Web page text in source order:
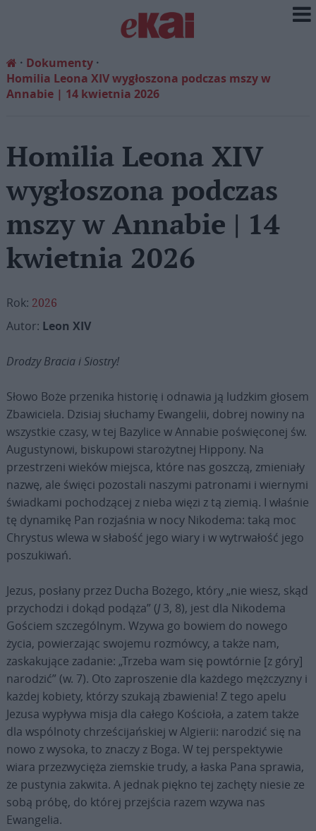
Dokumenty
Homilia Leona XIV wygłoszona podczas mszy w
Annabie | 14 kwietnia 2026
Homilia Leona XIV
wygłoszona podczas
mszy w Annabie | 14
kwietnia 2026
Rok: 2026
Autor: Leon XIV
Drodzy Bracia i Siostry!
Słowo Boże przenika historię i odnawia ją ludzkim głosem
Zbawiciela. Dzisiaj słuchamy Ewangelii, dobrej nowiny na
wszystkie czasy, w tej Bazylice w Annabie poświęconej św.
Augustynowi, biskupowi starożytnej Hippony. Na
przestrzeni wieków miejsca, które nas goszczą, zmieniały
nazwę, ale święci pozostali naszymi patronami i wiernymi
świadkami pochodzącej z nieba więzi z tą ziemią. I właśnie
tę dynamikę Pan rozjaśnia w nocy Nikodema: taką moc
Chrystus wlewa w słabość jego wiary i w wytrwałość jego
poszukiwań.
Jezus, posłany przez Ducha Bożego, który „nie wiesz, skąd
przychodzi i dokąd podąża” (J3, 8), jest dla Nikodema
Gościem szczególnym. Wzywa go bowiem do nowego
życia, powierzając swojemu rozmówcy, a także nam,
zaskakujące zadanie: „Trzeba wam się powtórnie [z góry]
narodzić” (w. 7). Oto zaproszenie dla każdego mężczyzny i
każdej kobiety, którzy szukają zbawienia! Z tego apelu
Jezusa wypływa misja dla całego Kościoła, a zatem także
dla wspólnoty chrześcijańskiej w Algierii: narodzić się na
nowo z wysoka, to znaczy z Boga. W tej perspektywie
wiara przezwycięża ziemskie trudy, a łaska Pana sprawia,
że pustynia zakwita. A jednak piękno tej zachęty niesie ze
sobą próbę, do której przejścia razem wzywa nas
Ewangelia.